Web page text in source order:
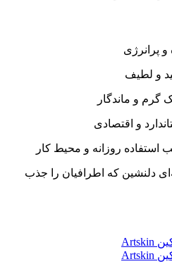
و پرانرژی
و لطیف
و ماندگار
و اقتصادی
استفاده روزانه و محیط کار
دلنشین که اطرافیان را جذب